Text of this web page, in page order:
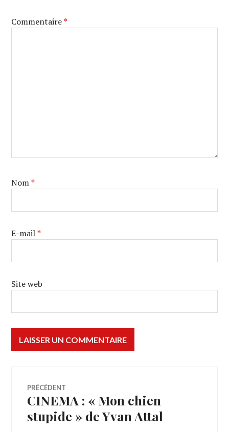
Commentaire*
Nom*
E-mail*
Site web
Navigation
de
PRÉCÉDENT
Article
précédent :
CINEMA : « Mon chien
stupide » de Yvan Attal